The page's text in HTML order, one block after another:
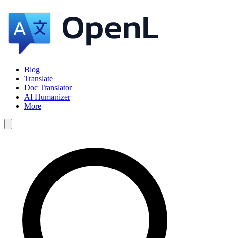
Blog
Translate
Doc Translator
AI Humanizer
More